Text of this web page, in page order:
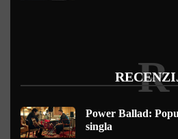
R
Power Ballad:
singla